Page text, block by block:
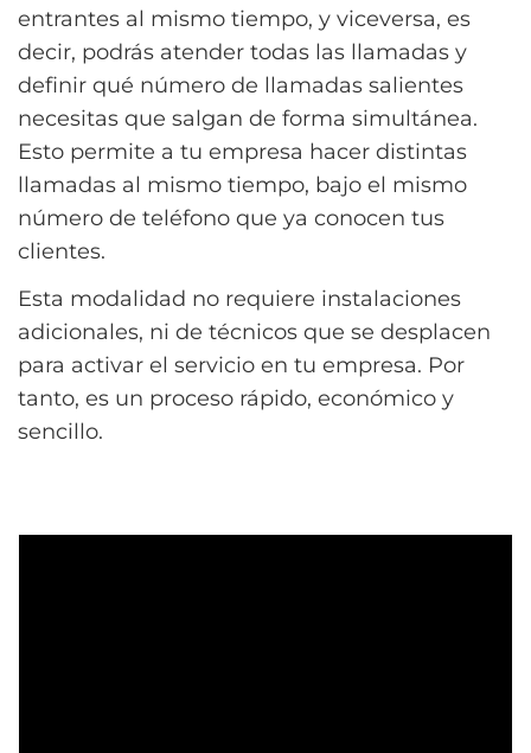
entrantes al mismo tiempo, y viceversa, es
decir, podrás atender todas las llamadas y
definir qué número de llamadas salientes
necesitas que salgan de forma simultánea.
Esto permite a tu empresa hacer distintas
llamadas al mismo tiempo, bajo el mismo
número de teléfono que ya conocen tus
clientes.
Esta modalidad no requiere instalaciones
adicionales, ni de técnicos que se desplacen
para activar el servicio en tu empresa. Por
tanto, es un proceso rápido, económico y
sencillo.